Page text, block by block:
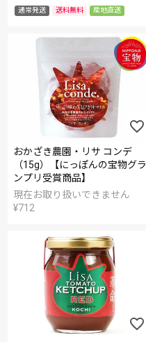
通常発送 送料無料 産地直送
おかざき農園・リサ コンデ
（15g）【にっぽんの宝物グラ
ンプリ受賞商品】
現在お取り扱いできません
¥712